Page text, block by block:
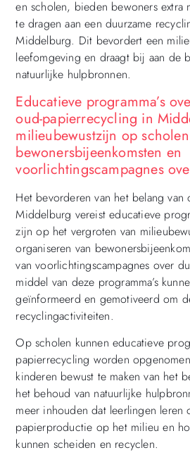
en scholen, bieden bewoners
te dragen aan een duurzame
Middelburg. Dit bevordert een
leefomgeving en draagt bij aan de
natuurlijke hulpbronnen.
Educatieve programma’s
oud-papierrecycling in
milieubewustzijn op
bewonersbijeenkomsten en
voorlichtingscampagnes
Het bevorderen van het belang
Middelburg vereist educatieve
zijn op het vergroten van
organiseren van
van voorlichtingscampagnes over
middel van deze programma’s
geïnformeerd en gemotiveerd om
recyclingactiviteiten.
Op scholen kunnen educatieve
papierrecycling worden
kinderen bewust te maken van het
het behoud van natuurlijke
meer inhouden dat leerlingen leren
papierproductie op het milieu en
kunnen scheiden en recyclen.